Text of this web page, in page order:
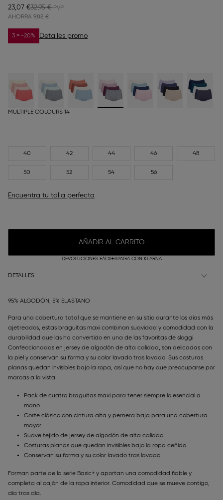
23,07 €32,95 €
AHORRA 9,88 €
3 = -20% Detalles promo
MULTIPLE COLOURS 14
40 42 44 46 48
50 52 54 56
Encuentra tu talla perfecta
AÑADIR AL CARRITO
DEVOLUCIONES FÁCILESPAGA CON KLARNA
DETALLES
95% ALGODÓN, 5% ELASTANO
Para una cobertura total que se mantiene en su sitio durante los días más
ajetreados, estas braguitas maxi combinan suavidad y comodidad con la
durabilidad que las ha convertido en una de las favoritas de sloggi.
Confeccionadas en jersey de algodón de alta calidad, son delicadas con
la piel y conservan su forma y su color lavado tras lavado. Sus costuras
planas quedan invisibles bajo la ropa, así que no hay que preocuparse por
marcas a la vista.
Pack de cuatro braguitas maxi para tener siempre lo esencial a
mano
Corte clásico con cintura alta y pernera baja para una cobertura
mayor
Suave tejido de jersey de algodón de alta calidad
Costuras planas que quedan invisibles bajo la ropa ceñida
Conservan su forma y su color lavado tras lavado
Forman parte de la serie Basic+ y aportan una comodidad fiable y
completa al cajón de la ropa interior. Comodidad que se mueve contigo,
día tras día.